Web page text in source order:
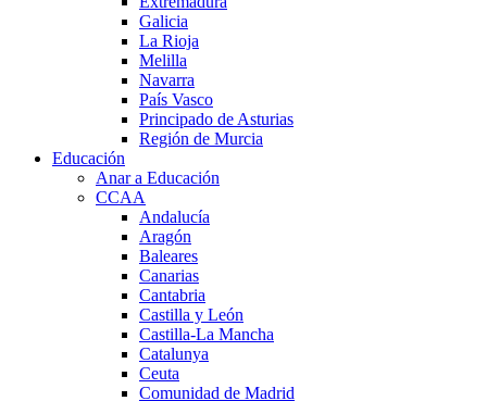
Galicia
La Rioja
Melilla
Navarra
País Vasco
Principado de Asturias
Región de Murcia
Educación
Anar a Educación
CCAA
Andalucía
Aragón
Baleares
Canarias
Cantabria
Castilla y León
Castilla-La Mancha
Catalunya
Ceuta
Comunidad de Madrid